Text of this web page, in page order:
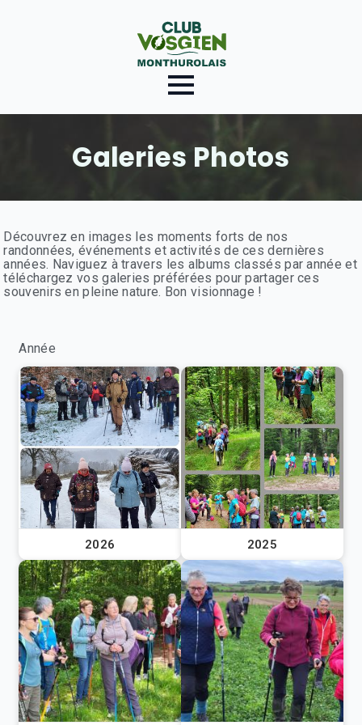
Galeries Photos
Découvrez en images les moments forts de nos
randonnées, événements et activités de ces dernières
années. Naviguez à travers les albums classés par année et
téléchargez vos galeries préférées pour partager ces
souvenirs en pleine nature. Bon visionnage !
Année
2026 2025